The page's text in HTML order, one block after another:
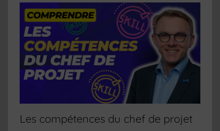
Les compétences du chef de projet